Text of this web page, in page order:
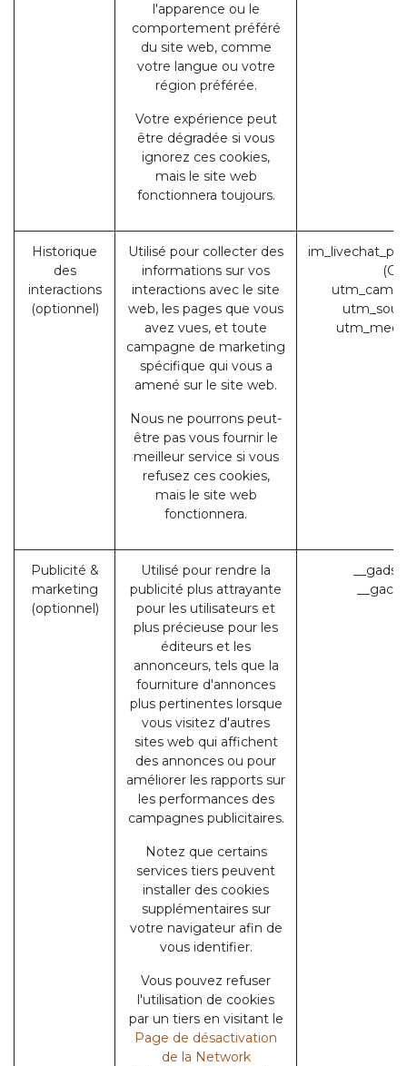
l'apparence ou le
comportement préféré
du site web, comme
votre langue ou votre
région préférée.
Votre expérience peut
être dégradée si vous
ignorez ces cookies,
mais le site web
fonctionnera toujours.
Historique
des
interactions
(optionnel)
Utilisé pour collecter des
informations sur vos
interactions avec le site
web, les pages que vous
avez vues, et toute
campagne de marketing
spécifique qui vous a
amené sur le site web.
Nous ne pourrons peut-
être pas vous fournir le
meilleur service si vous
refusez ces cookies,
mais le site web
fonctionnera.
Publicité &
marketing
(optionnel)
Utilisé pour rendre la
publicité plus attrayante
pour les utilisateurs et
plus précieuse pour les
éditeurs et les
annonceurs, tels que la
fourniture d'annonces
plus pertinentes lorsque
vous visitez d'autres
sites web qui affichent
des annonces ou pour
améliorer les rapports sur
les performances des
campagnes publicitaires.
Notez que certains
services tiers peuvent
installer des cookies
supplémentaires sur
votre navigateur afin de
vous identifier.
Vous pouvez refuser
l'utilisation de cookies
par un tiers en visitant le
Page de désactivation
de la Network
__gads
__gac